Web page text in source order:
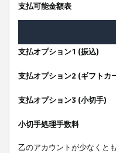
支払可能金額表
支払オプション1 (振込)
支払オプション2 (ギフトカ
支払オプション3 (小切手)
小切手処理手数料
乙のアカウントが少なくと